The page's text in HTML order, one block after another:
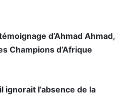
d’Ahmad Ahmad,
Champions d’Afrique
ignorait l’absence de la